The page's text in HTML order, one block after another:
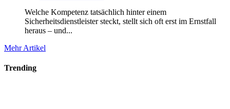
Welche Kompetenz tatsächlich hinter einem
Sicherheitsdienstleister steckt, stellt sich oft erst im Ernstfall
heraus – und...
Mehr Artikel
Trending